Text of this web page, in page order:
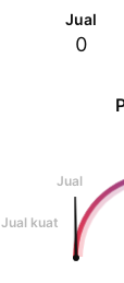
Jual
Jual kuat
Jual
0